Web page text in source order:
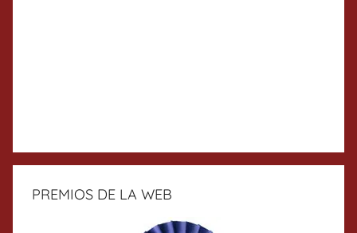
PREMIOS DE LA WEB